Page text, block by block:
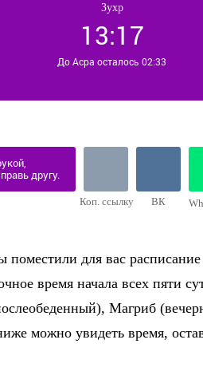
Зухр
13:17
До Асра осталось 02:33
другу.
Коп. ссылку ВК
поместили для вас
время начала всех пяти
Магриб
можно увидеть время,